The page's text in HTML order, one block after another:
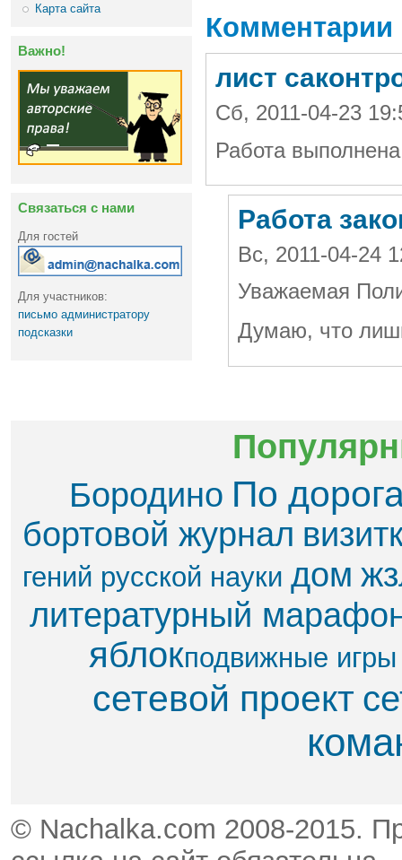
Карта сайта
Важно!
Связаться с нами
Для гостей
Для участников:
письмо администратору
подсказки
Комментарии
лист
Сб, 2011-04-23
Работа
Работа
Вс, 2011-04-24
Уважаемая
Думаю, что
Бородино По
бортовой журнал
гений русской науки дом
литературный
яблок​подвижные игры
сетевой проект
© Nachalka.com 2008-2015.